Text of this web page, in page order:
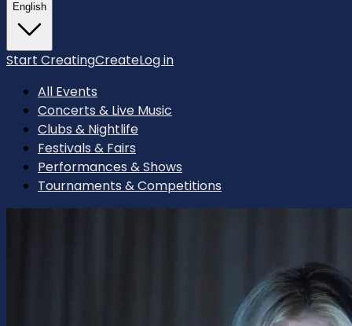
English
Start CreatingCreateLog in
All Events
Concerts & Live Music
Clubs & Nightlife
Festivals & Fairs
Performances & Shows
Tournaments & Competitions